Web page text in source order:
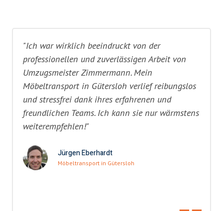
"Ich war wirklich beeindruckt von der
professionellen und zuverlässigen Arbeit von
Umzugsmeister Zimmermann. Mein
Möbeltransport in Gütersloh verlief reibungslos
und stressfrei dank ihres erfahrenen und
freundlichen Teams. Ich kann sie nur wärmstens
weiterempfehlen!"
Jürgen Eberhardt
Möbeltransport in Gütersloh